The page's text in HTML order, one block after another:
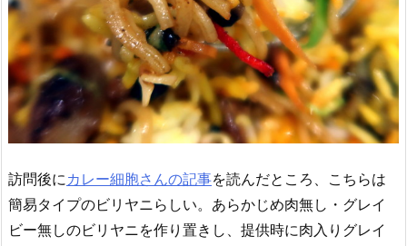
訪問後にカレー細胞さんの記事を読んだところ、こちらは
簡易タイプのビリヤニらしい。あらかじめ肉無し・グレイ
ビー無しのビリヤニを作り置きし、提供時に肉入りグレイ